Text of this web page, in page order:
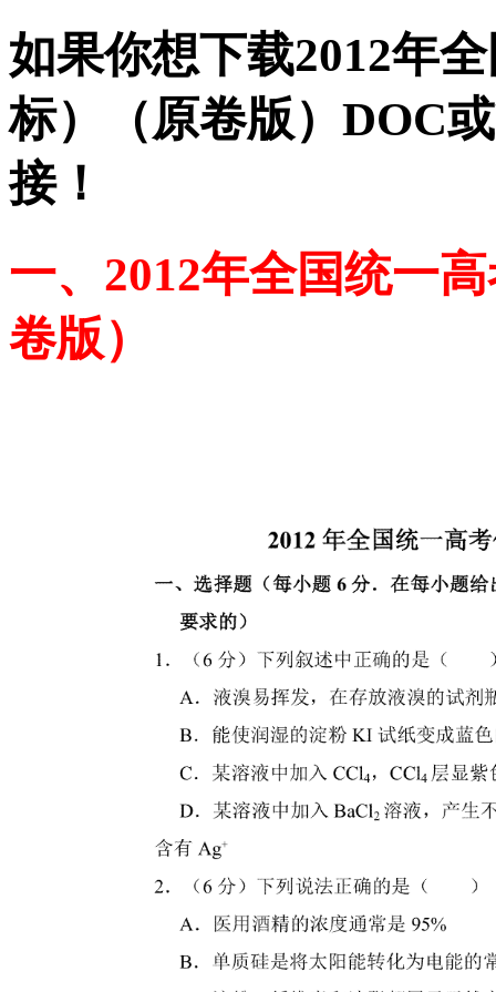
如果你想下载2012年
标）（原卷版）DOC
接！
一、2012年全国统一
卷版）